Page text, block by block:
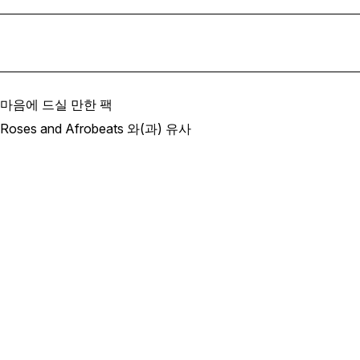
마음에 드실 만한 팩
Roses and Afrobeats 와(과) 유사